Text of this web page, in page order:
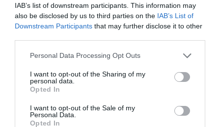
IAB’s list of downstream participants. This information may
also be disclosed by us to third parties on the IAB’s List of
Downstream Participants that may further disclose it to other
Please note that this website/app uses one or more Google
not limited to your visit or usage behaviour. You may click to
grant or deny consent to Google and its third-party tags to
use your data for below specified purposes in below Google
consent section.
Personal Data Processing Opt Outs
I want to opt-out of the Sharing of my
personal data.
Opted In
I want to opt-out of the Sale of my
Personal Data.
Opted In